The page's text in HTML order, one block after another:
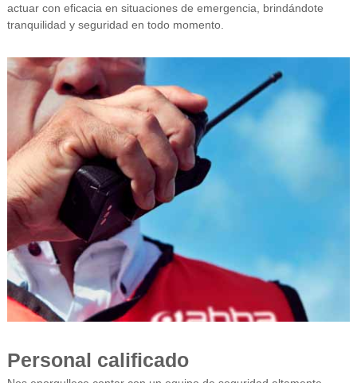
actuar con eficacia en situaciones de emergencia, brindándote
tranquilidad y seguridad en todo momento.
Personal calificado